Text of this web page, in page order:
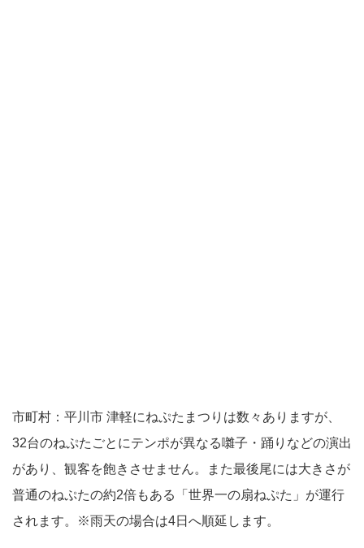
市町村：平川市 津軽にねぷたまつりは数々ありますが、
32台のねぷたごとにテンポが異なる囃子・踊りなどの演出
があり、観客を飽きさせません。また最後尾には大きさが
普通のねぷたの約2倍もある「世界一の扇ねぷた」が運行
されます。※雨天の場合は4日へ順延します。